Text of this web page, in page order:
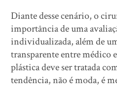
Diante desse cenário, o
importância de uma
individualizada, além de
transparente entre médico
plástica deve ser tratada
tendência, não é moda, é